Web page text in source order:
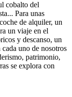
cobalto del
Para unas
de alquiler, un
un viaje en el
y descanso, un
uno de nosotros
patrimonio,
se explora con